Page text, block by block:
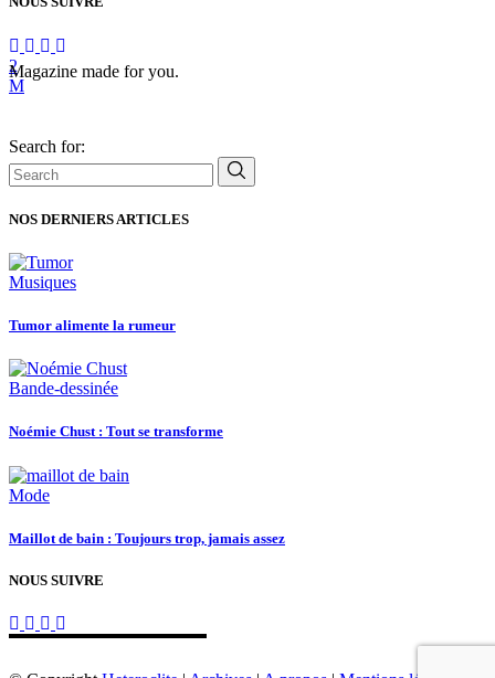
Magazine made for you.
Search for:
NOS DERNIERS ARTICLES
Musiques
Tumor alimente la rumeur
Bande-dessinée
Noémie Chust : Tout se transforme
Mode
Maillot de bain : Toujours trop, jamais assez
NOUS SUIVRE